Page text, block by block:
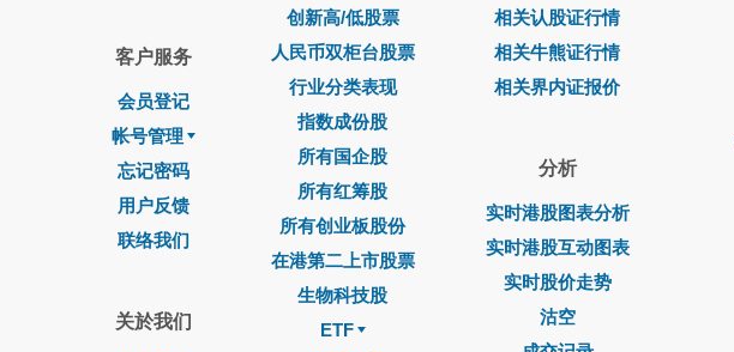
客户服务
会员登记
帐号管理
忘记密码
用户反馈
联络我们
关於我们
创新高/低股票
人民币双柜台股票
行业分类表现
指数成份股
所有国企股
所有红筹股
所有创业板股份
在港第二上市股票
生物科技股
ETF
相关认股证行情
相关牛熊证行情
相关界内证报价
分析
实时港股图表分析
实时港股互动图表
实时股价走势
沽空